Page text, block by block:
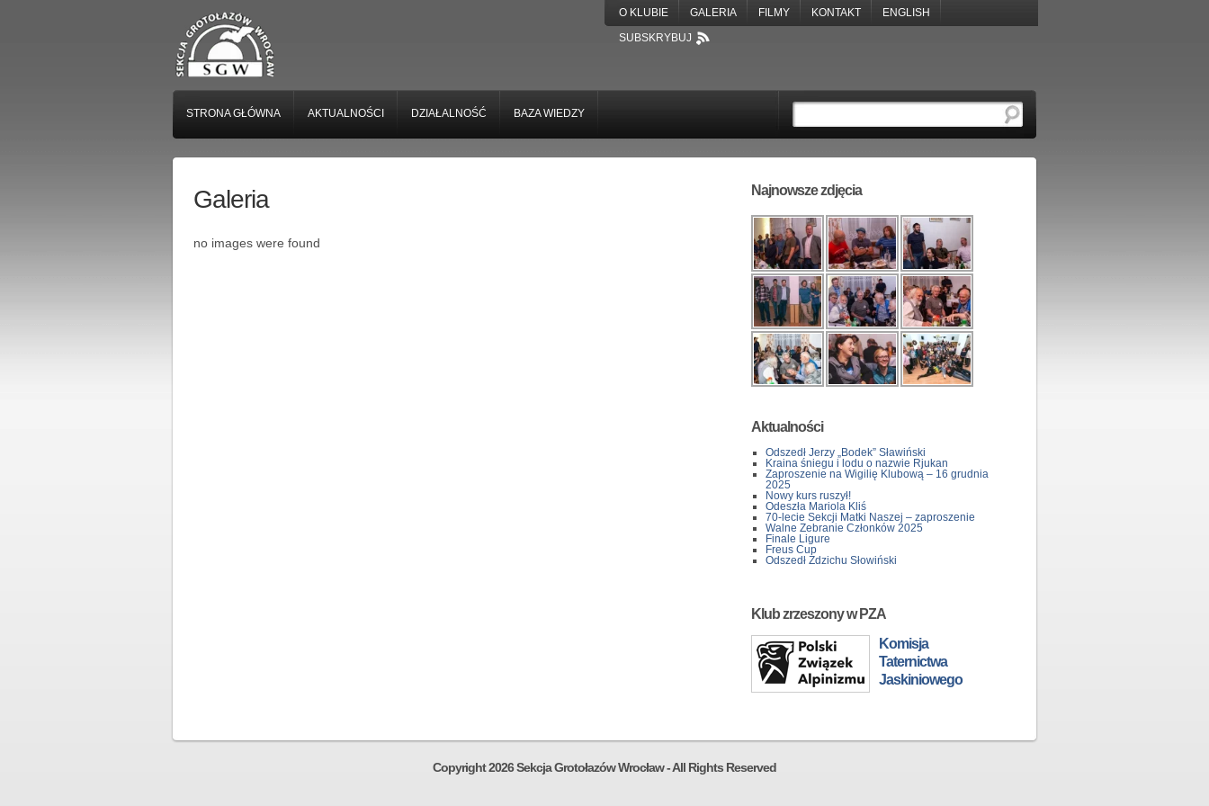
O KLUBIE GALERIA FILMY KONTAKT
ENGLISH
SUBSKRYBUJ
STRONA GŁÓWNA AKTUALNOŚCI DZIAŁALNOŚĆ BAZA WIEDZY
Galeria
no images were found
Najnowsze zdjęcia
Aktualności
Odszedł Jerzy „Bodek” Sławiński
Kraina śniegu i lodu o nazwie Rjukan
Zaproszenie na Wigilię Klubową – 16 grudnia
2025
Nowy kurs ruszył!
Odeszła Mariola Kliś
70-lecie Sekcji Matki Naszej – zaproszenie
Walne Zebranie Członków 2025
Finale Ligure
Freus Cup
Odszedł Zdzichu Słowiński
Klub zrzeszony w PZA
Komisja
Taternictwa
Jaskiniowego
Copyright 2026 Sekcja Grotołazów Wrocław - All Rights Reserved